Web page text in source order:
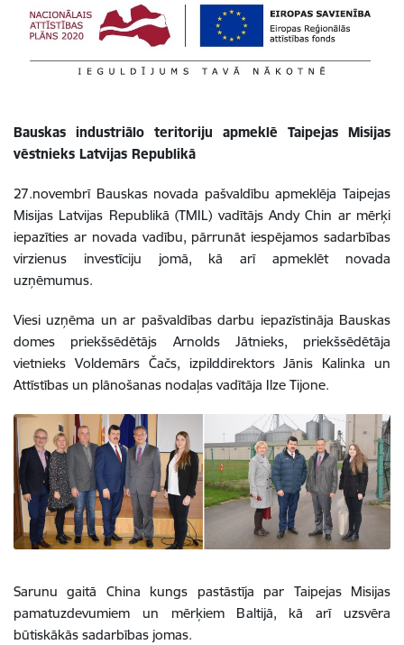
Bauskas industriālo teritoriju apmeklē Taipejas Misijas
vēstnieks Latvijas Republikā
27.novembrī Bauskas novada pašvaldību apmeklēja Taipejas
Misijas Latvijas Republikā (TMIL) vadītājs Andy Chin ar mērķi
iepazīties ar novada vadību, pārrunāt iespējamos sadarbības
virzienus investīciju jomā, kā arī apmeklēt novada
uzņēmumus.
Viesi uzņēma un ar pašvaldības darbu iepazīstināja Bauskas
domes priekšsēdētājs Arnolds Jātnieks, priekšsēdētāja
vietnieks Voldemārs Čačs, izpilddirektors Jānis Kalinka un
Attīstības un plānošanas nodaļas vadītāja Ilze Tijone.
Sarunu gaitā China kungs pastāstīja par Taipejas Misijas
pamatuzdevumiem un mērķiem Baltijā, kā arī uzsvēra
būtiskākās sadarbības jomas.